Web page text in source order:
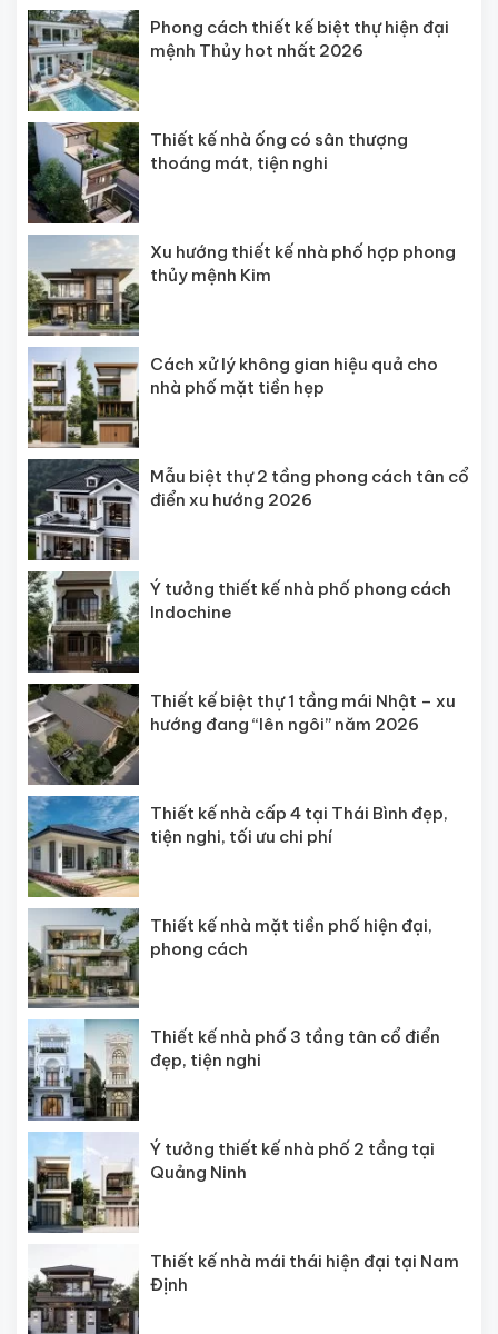
Phong cách thiết kế biệt thự hiện đại
mệnh Thủy hot nhất 2026
Thiết kế nhà ống có sân thượng
thoáng mát, tiện nghi
Xu hướng thiết kế nhà phố hợp phong
thủy mệnh Kim
Cách xử lý không gian hiệu quả cho
nhà phố mặt tiền hẹp
Mẫu biệt thự 2 tầng phong cách tân cổ
điển xu hướng 2026
Ý tưởng thiết kế nhà phố phong cách
Indochine
Thiết kế biệt thự 1 tầng mái Nhật – xu
hướng đang “lên ngôi” năm 2026
Thiết kế nhà cấp 4 tại Thái Bình đẹp,
tiện nghi, tối ưu chi phí
Thiết kế nhà mặt tiền phố hiện đại,
phong cách
Thiết kế nhà phố 3 tầng tân cổ điển
đẹp, tiện nghi
Ý tưởng thiết kế nhà phố 2 tầng tại
Quảng Ninh
Thiết kế nhà mái thái hiện đại tại Nam
Định